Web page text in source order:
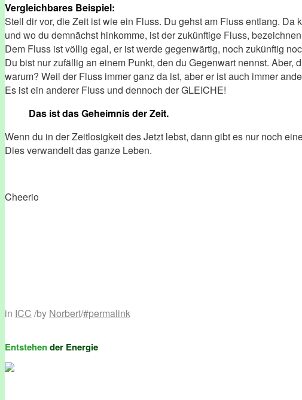
Vergleichbares Beispiel:
Stell dir vor, die Zeit ist wie ein Fluss. Du gehst am Fluss entlang.
und wo du demnächst hinkomme, ist der zukünftige Fluss,
Dem Fluss ist völlig egal, er ist werde gegenwärtig, noch zukünftig
Du bist nur zufällig an einem Punkt, den du Gegenwart nennst.
warum? Weil der Fluss immer ganz da ist, aber er ist auch immer
Es ist ein anderer Fluss und dennoch der GLEICHE!
Das ist das Geheimnis der Zeit.
Wenn du in der Zeitlosigkeit des Jetzt lebst, dann gibt es nur noch
Dies verwandelt das ganze Leben.
Cheerio
in ICC /by Norbert/#permalink
Entstehender Energie